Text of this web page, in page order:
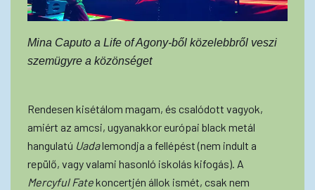
Mina Caputo a Life of Agony-ből közelebbről veszi
szemügyre a közönséget
Rendesen kisétálom magam, és csalódott vagyok,
amiért az amcsi, ugyanakkor európai black metál
hangulatú Uadalemondja a fellépést (nem indult a
repülő, vagy valami hasonló iskolás kifogás). A
Mercyful Fatekoncertjén állok ismét, csak nem